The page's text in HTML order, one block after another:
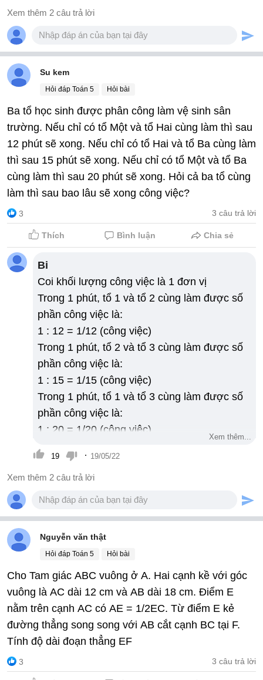
Xem thêm 2 câu trả lời
Su kem
Hỏi đáp Toán 5 Hỏi bài
Ba tổ học sinh được phân công làm vệ sinh sân
trường. Nếu chỉ có tổ Một và tổ Hai cùng làm thì sau
12 phút sẽ xong. Nếu chỉ có tổ Hai và tổ Ba cùng làm
thì sau 15 phút sẽ xong. Nếu chỉ có tổ Một và tổ Ba
cùng làm thì sau 20 phút sẽ xong. Hỏi cả ba tổ cùng
làm thì sau bao lâu sẽ xong công việc?
3 3 câu trả lời
Thích Bình luận Chia sẻ
Bi
Coi khối lượng công việc là 1 đơn vị
Trong 1 phút, tổ 1 và tổ 2 cùng làm được số
phần công việc là:
1 : 12 = 1/12 (công việc)
Trong 1 phút, tổ 2 và tổ 3 cùng làm được số
phần công việc là:
1 : 15 = 1/15 (công việc)
Trong 1 phút, tổ 1 và tổ 3 cùng làm được số
phần công việc là:
1 : 20 = 1/20 (công việc)
Trong 1 phút, cả 3 tổ cùng làm được số
phần công việc là:
(1/12 + 1/15 + 1/20) : 2 = 1/10 (công việc)
(tổ 1 + tổ 2 + tổ 2 + tổ 3 + tổ 1 + tổ 3 = 2(tổ
việc là:
1 : 1/10 = 10 (phút)
Đáp số: 10 phút.
Xem thêm...
19 · 19/05/22
Xem thêm 2 câu trả lời
Nguyễn văn thật
Hỏi đáp Toán 5 Hỏi bài
Cho Tam giác ABC vuông ở A. Hai cạnh kề với góc
vuông là AC dài 12 cm và AB dài 18 cm. Điểm E
nằm trên cạnh AC có AE = 1/2EC. Từ điểm E kẻ
đường thẳng song song với AB cắt cạnh BC tại F.
Tính độ dài đoạn thẳng EF
3 3 câu trả lời